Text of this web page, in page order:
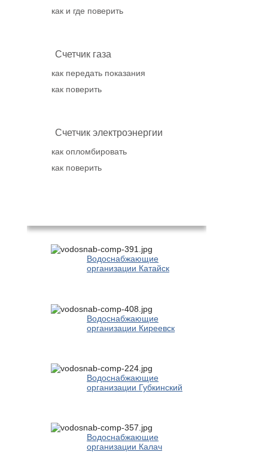
как и где поверить
Счетчик газа
как передать показания
как поверить
Счетчик электроэнергии
как опломбировать
как поверить
Водоснабжающие
организации Катайск
Водоснабжающие
организации Киреевск
Водоснабжающие
организации Губкинский
Водоснабжающие
организации Калач